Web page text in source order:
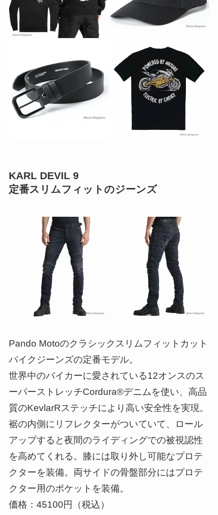
KARL DEVIL 9
定番スリムフィットのジーンズ
Pando Motoのクラシックスリムフィットカット
バイクジーンズの定番モデル。
世界中のバイカーに愛されている12オンスのス
ーパーストレッチCordura®デニムを使い、高品
質のKevlarRステッチにより高い安全性を実現。
裾の内側にリフレクターがついていて、ロール
アップすると夜間のライディングでの被視認性
を高めてくれる。膝には取り外し可能なプロテ
クターを装備。両サイドの骨盤部分にはプロテ
クター用のポケットを装備。
価格：45100円（税込）